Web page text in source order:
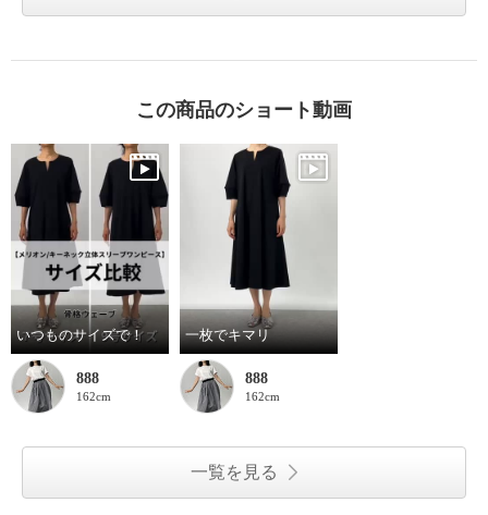
この商品のショート動画
いつものサイズで！
888
162cm
一枚でキマリ
888
162cm
一覧を見る